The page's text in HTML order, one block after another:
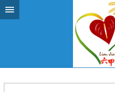
跳到主要內容區塊